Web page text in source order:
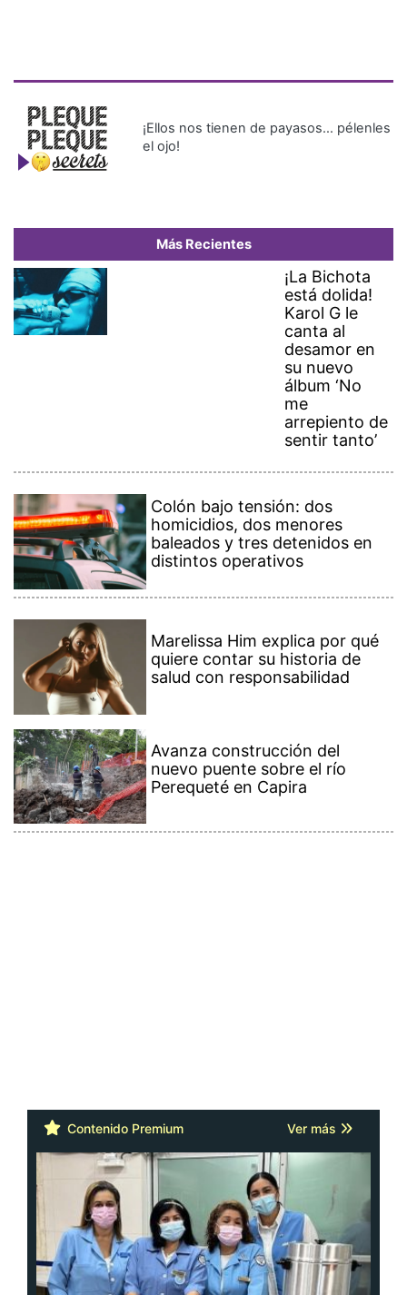
¡Ellos nos tienen de payasos… pélenles
el ojo!
Más Recientes
¡La Bichota
está dolida!
Karol G le
canta al
desamor en
su nuevo
álbum ‘No
me
arrepiento de
sentir tanto’
Colón bajo tensión: dos
homicidios, dos menores
baleados y tres detenidos en
distintos operativos
Marelissa Him explica por qué
quiere contar su historia de
salud con responsabilidad
Avanza construcción del
nuevo puente sobre el río
Perequeté en Capira
Contenido Premium Ver más